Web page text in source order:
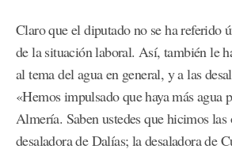
Claro que el diputado no se ha referido
de la situación laboral. Así, también le
al tema del agua en general, y a las
«Hemos impulsado que haya más agua
Almería. Saben ustedes que hicimos las
desaladora de Dalías; la desaladora de